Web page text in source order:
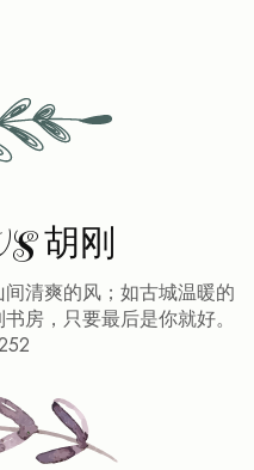
胡刚
清爽的风；如古城温暖的
房，只要最后是你就好。